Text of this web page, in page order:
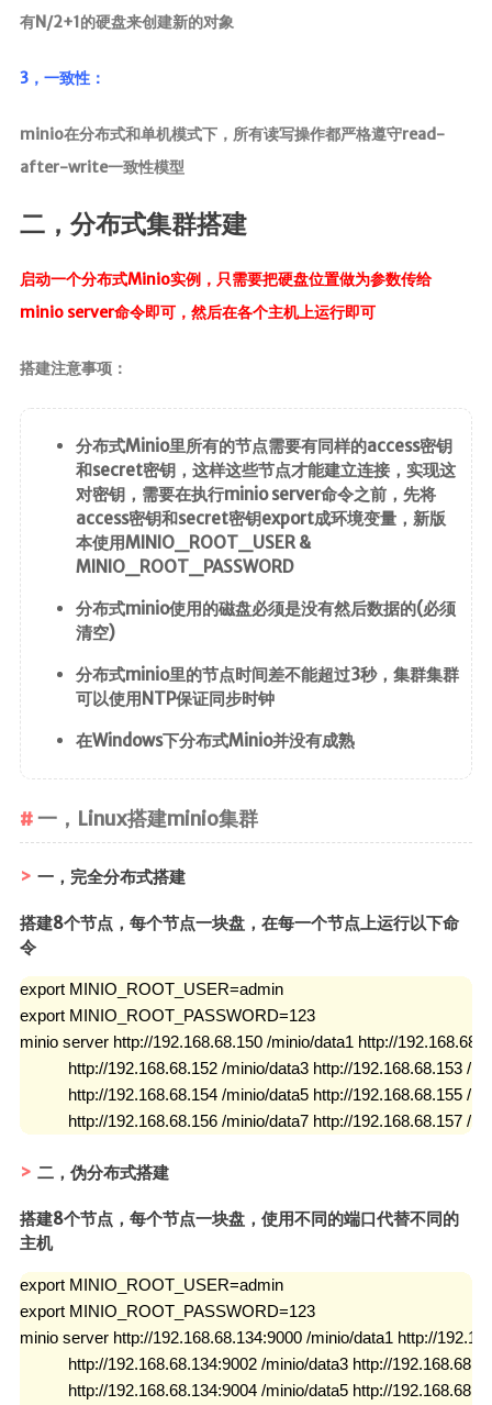
有N/2+1的硬盘来创建新的对象
3，一致性：
minio在分布式和单机模式下，所有读写操作都严格遵守read-
after-write一致性模型
二，分布式集群搭建
启动一个分布式Minio实例，只需要把硬盘位置做为参数传给
minio server命令即可，然后在各个主机上运行即可
搭建注意事项：
分布式Minio里所有的节点需要有同样的access密钥
和secret密钥，这样这些节点才能建立连接，实现这
对密钥，需要在执行minio server命令之前，先将
access密钥和secret密钥export成环境变量，新版
本使用MINIO_ROOT_USER &
MINIO_ROOT_PASSWORD
分布式minio使用的磁盘必须是没有然后数据的(必须
清空)
分布式minio里的节点时间差不能超过3秒，集群集群
可以使用NTP保证同步时钟
在Windows下分布式Minio并没有成熟
一，Linux搭建minio集群
一，完全分布式搭建
搭建8个节点，每个节点一块盘，在每一个节点上运行以下命
令
export MINIO_ROOT_USER=admin
export MINIO_ROOT_PASSWORD=123
minio server http://192.168.68.150 /minio/data1 http://
http://192.168.68.152 /minio/data3 http://192.168.68.153 /
http://192.168.68.154 /minio/data5 http://192.168.68.155 /
http://192.168.68.156 /minio/data7 http://192.168.68.157 /
二，伪分布式搭建
搭建8个节点，每个节点一块盘，使用不同的端口代替不同的
主机
export MINIO_ROOT_USER=admin
export MINIO_ROOT_PASSWORD=123
minio server http://192.168.68.134:9000 /minio/data1 http://
http://192.168.68.134:9002 /minio/data3 http://
http://192.168.68.134:9004 /minio/data5 http://